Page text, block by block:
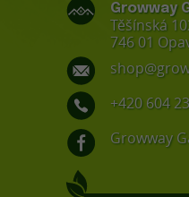
Growway
Těšínská
746 01
+420 604
Growway